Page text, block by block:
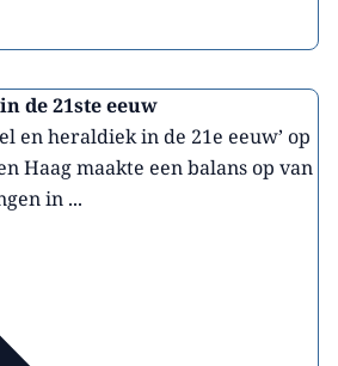
de 21ste eeuw
en heraldiek in de 21e eeuw’ op
Haag maakte een balans op van
in ...